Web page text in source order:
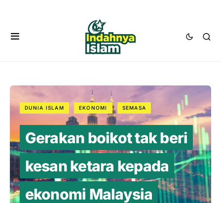
DUNIA ISLAM EKONOMI SEMASA
Gerakan boikot tak beri
kesan ketara kepada
ekonomi Malaysia